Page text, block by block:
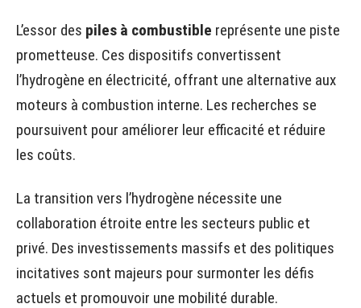
L’essor des piles à combustible représente une piste
prometteuse. Ces dispositifs convertissent
l’hydrogène en électricité, offrant une alternative aux
moteurs à combustion interne. Les recherches se
poursuivent pour améliorer leur efficacité et réduire
les coûts.
La transition vers l’hydrogène nécessite une
collaboration étroite entre les secteurs public et
privé. Des investissements massifs et des politiques
incitatives sont majeurs pour surmonter les défis
actuels et promouvoir une mobilité durable.